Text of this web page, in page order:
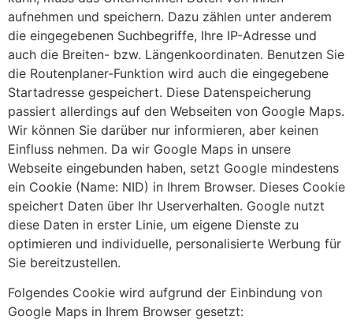
aufnehmen und speichern. Dazu zählen unter anderem
die eingegebenen Suchbegriffe, Ihre IP-Adresse und
auch die Breiten- bzw. Längenkoordinaten. Benutzen Sie
die Routenplaner-Funktion wird auch die eingegebene
Startadresse gespeichert. Diese Datenspeicherung
passiert allerdings auf den Webseiten von Google Maps.
Wir können Sie darüber nur informieren, aber keinen
Einfluss nehmen. Da wir Google Maps in unsere
Webseite eingebunden haben, setzt Google mindestens
ein Cookie (Name: NID) in Ihrem Browser. Dieses Cookie
speichert Daten über Ihr Userverhalten. Google nutzt
diese Daten in erster Linie, um eigene Dienste zu
optimieren und individuelle, personalisierte Werbung für
Sie bereitzustellen.
Folgendes Cookie wird aufgrund der Einbindung von
Google Maps in Ihrem Browser gesetzt: